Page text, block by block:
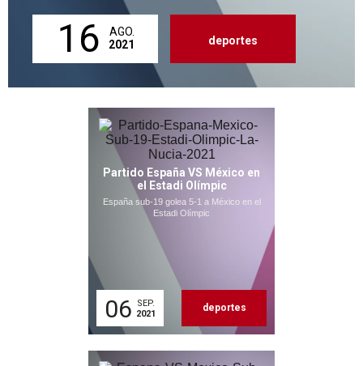
16
AGO.
2021
deportes
Partido España VS México en
el Estadi Olímpic
España sub-19 golea 5-1 a México en el
Estadi Olímpic
06
SEP.
2021
deportes